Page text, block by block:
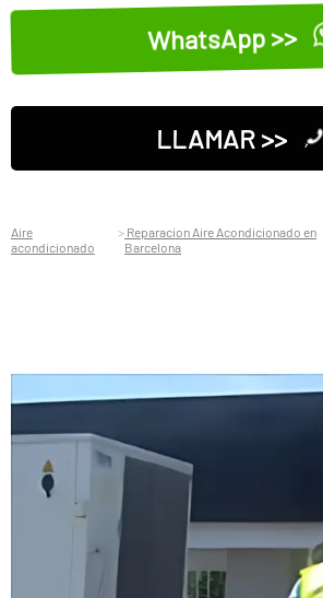
WhatsApp >>
LLAMAR >>
Aire
acondicionado
Reparacion Aire Acondicionado en
Barcelona